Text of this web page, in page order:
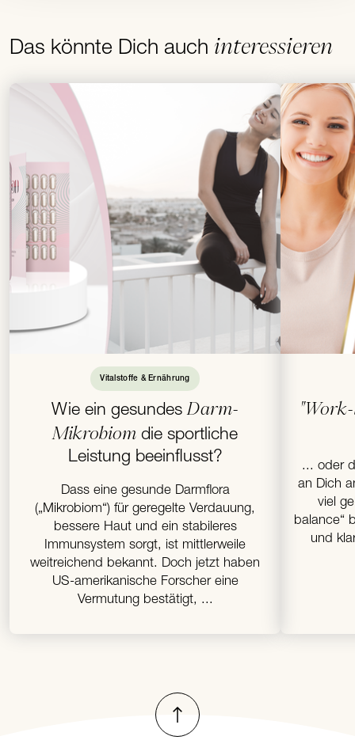
Das könnte Dich auchinteressieren
Vitalstoffe & Ernährung
Wie ein gesundesDarm-
Mikrobiom die sportliche
Leistung beeinflusst?
Dass eine gesunde Darmflora
(„Mikrobiom“) für geregelte Verdauung,
bessere Haut und ein stabileres
Immunsystem sorgt, ist mittlerweile
weitreichend bekannt. Doch jetzt haben
US-amerikanische Forscher eine
Vermutung bestätigt, ...
... oder
an Dich
viel
balance“
und
Nach oben